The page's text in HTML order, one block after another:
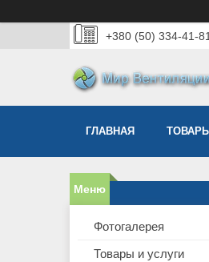
+380 (50) 334-41-
ГЛАВНАЯ
Фотогалерея
Товары и услуги